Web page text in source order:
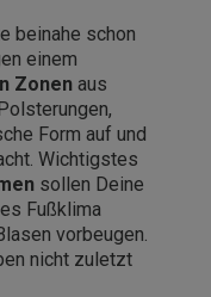
beinahe schon
einem
Zonen aus
Form auf und
Wichtigstes
sollen Deine
Fußklima
vorbeugen.
nicht zuletzt